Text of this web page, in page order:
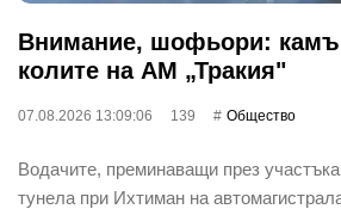
Внимание, шофьори:
колите на АМ „Тракия"
07.08.2026 13:09:06 139 Общество
Водачите, преминаващи през
тунела при Ихтиман на